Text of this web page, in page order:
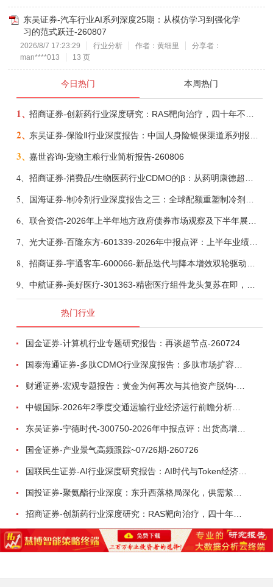
东吴证券-汽车行业AI系列深度25期：从模仿学习到强化学
习的范式跃迁-260807
2026/8/7 17:23:29 行业分析 作者：黄细里
分享者：
man****013
13 页
今日热门 本周热门
1、
2、
3、嘉世咨询-宠物主粮行业简析报告-260806
4、
5、
6、
7、 光大证券-百隆东方-601339-2026年中报点评：上半年业绩表现高增，国内外产能均有亮眼表现-260807
8、
9、
热门行业
国金证券-计算机行业专题研究报告：再谈超节点-260724
中银国际-2026年2季度交通运输行业经济运行前瞻分析：地缘冲突致航运和航空景气度分化，交通基础设施板块总体呈现稳健特征-260724
东吴证券-宁德时代-300750-2026年中报点评：出货高增业绩稳健，回购彰显龙头信心-260726
国金证券-产业景气高频跟踪~07/26期-260726
国联民生证券-AI行业深度研究报告：AI时代与Token经济，从技术符号到数字石油-260801
招商证券-创新药行业深度研究：RAS靶向治疗，四十年不可成药的终结，与终结之后的治疗格局演化-260805